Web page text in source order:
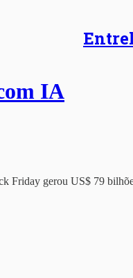
IA
Friday gerou US$ 79